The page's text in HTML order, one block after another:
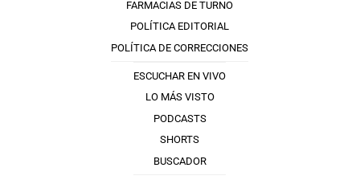
FARMACIAS DE TURNO
POLÍTICA EDITORIAL
POLÍTICA DE CORRECCIONES
ESCUCHAR EN VIVO
LO MÁS VISTO
PODCASTS
SHORTS
BUSCADOR